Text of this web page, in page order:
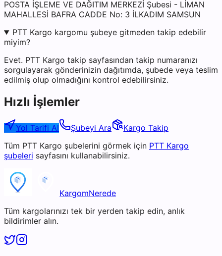
POSTA İŞLEME VE DAĞITIM MERKEZİ Şubesi - LİMAN
MAHALLESİ BAFRA CADDE No: 3 İLKADIM SAMSUN
PTT Kargo kargomu şubeye gitmeden takip edebilir
miyim?
Evet. PTT Kargo takip sayfasından takip numaranızı
sorgulayarak gönderinizin dağıtımda, şubede veya teslim
edilmiş olup olmadığını kontrol edebilirsiniz.
Hızlı İşlemler
Yol Tarifi Al Şubeyi Ara
Kargo Takip
Tüm PTT Kargo şubelerini görmek için PTT Kargo
şubeleri sayfasını kullanabilirsiniz.
KargomNerede
Tüm kargolarınızı tek bir yerden takip edin, anlık
bildirimler alın.